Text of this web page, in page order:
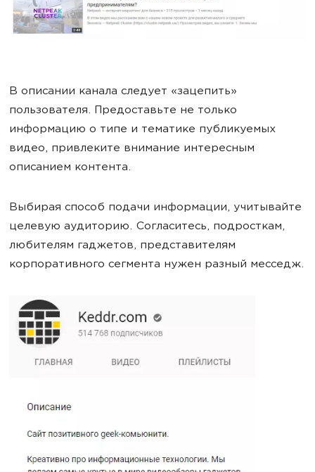
В описании канала следует «зацепить»
пользователя. Предоставьте не только
информацию о типе и тематике публикуемых
видео, привлеките внимание интересным
описанием контента.
Выбирая способ подачи информации, учитывайте
целевую аудиторию. Согласитесь, подросткам,
любителям гаджетов, представителям
корпоративного сегмента нужен разный месседж.